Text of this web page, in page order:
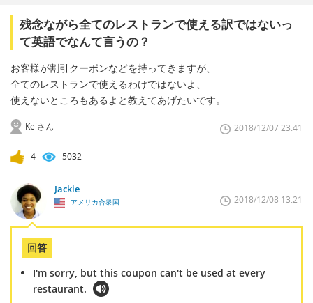
残念ながら全てのレストランで使える訳ではないっ
て英語でなんて言うの？
お客様が割引クーポンなどを持ってきますが、
全てのレストランで使えるわけではないよ、
使えないところもあるよと教えてあげたいです。
Keiさん 2018/12/07 23:41
4 5032
Jackie
アメリカ合衆国 2018/12/08 13:21
回答
I'm sorry, but this coupon can't be used at every
restaurant.